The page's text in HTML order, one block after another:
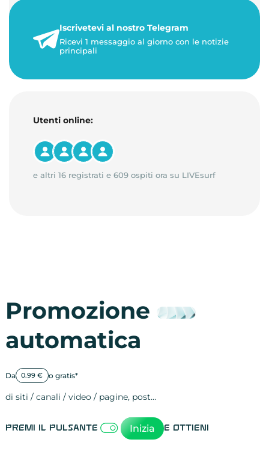
1 minuto di letturaIscrivetevi al nostro Telegram
Ricevi 1 messaggio al giorno con le notizie
principali
Utenti online:
e altri 16 registrati e 609 ospiti ora su LIVEsurf
Promozione
automatica
Da 0.99 € o gratis*
di siti / canali / video / pagine, post…
Premi il pulsante Inizia e ottieni